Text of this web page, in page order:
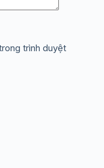
trình duyệt